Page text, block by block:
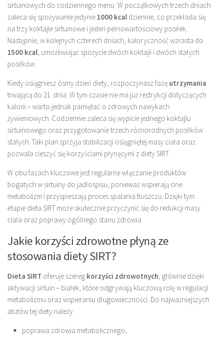
sirtuinowych do codziennego menu. W początkowych trzech dniach
zaleca się spożywanie jedynie 1000 kcal dziennie, co przekłada się
na trzy koktajle sirtuinowe i jeden pełnowartościowy posiłek.
Następnie, w kolejnych czterech dniach, kaloryczność wzrasta do
1500 kcal, umożliwiając spożycie dwóch koktajli i dwóch stałych
posiłków.
Kiedy osiągniesz ósmy dzień diety, rozpoczynasz fazę utrzymania
trwającą do 21. dnia. W tym czasie nie ma już restrykcji dotyczących
kalorii – warto jednak pamiętać o zdrowych nawykach
żywieniowych. Codziennie zaleca się wypicie jednego koktajlu
sirtuinowego oraz przygotowanie trzech różnorodnych posiłków
stałych. Taki plan sprzyja stabilizacji osiągniętej masy ciała oraz
pozwala cieszyć się korzyściami płynącymi z diety SIRT.
W obu fazach kluczowe jest regularne włączanie produktów
bogatych w sirtuiny do jadłospisu, ponieważ wspierają one
metabolizm i przyspieszają proces spalania tłuszczu. Dzięki tym
etapie dieta SIRT może skutecznie przyczynić się do redukcji masy
ciała oraz poprawy ogólnego stanu zdrowia.
Jakie korzyści zdrowotne płyną ze
stosowania diety SIRT?
Dieta SIRT oferuje szereg korzyści zdrowotnych, głównie dzięki
aktywacji sirtuin – białek, które odgrywają kluczową rolę w regulacji
metabolizmu oraz wspieraniu długowieczności. Do najważniejszych
atutów tej diety należy:
poprawa zdrowia metabolicznego,